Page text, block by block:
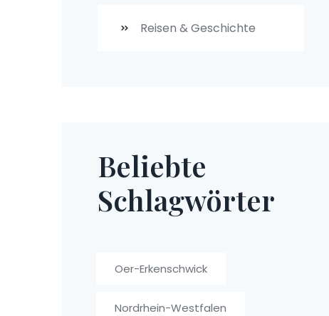
Reisen & Geschichte
Beliebte
Schlagwörter
Oer-Erkenschwick
Nordrhein-Westfalen